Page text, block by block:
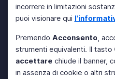
incorrere in limitazioni
puoi visionare qui
Premendo Acconsento,
strumenti equivalenti. Il tasto
accettare chiude il banner,
in assenza di cookie o altri